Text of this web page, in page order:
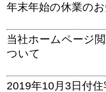
年末年始の休業の
当社ホームページ
ついて
2019年10月3日付